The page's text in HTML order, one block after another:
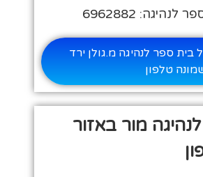
6962882
ספר לנהיגה מ.גולן ירד
טלפון
מור באזור